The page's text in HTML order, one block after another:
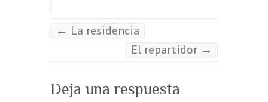
|
← La residencia
El repartidor →
Deja una respuesta